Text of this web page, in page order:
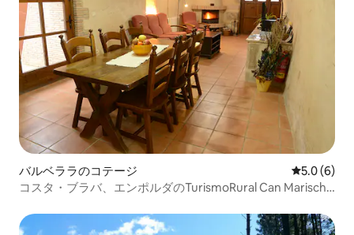
バルベララのコテージ レビュー6
5.0 (6)
コスタ・ブラバ、エンポルダのTurismoRural Can Marisch